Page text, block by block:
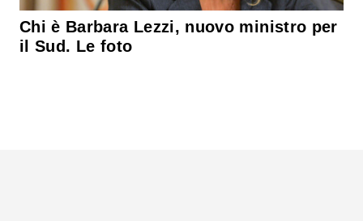
Chi è Barbara Lezzi, nuovo ministro per
il Sud. Le foto